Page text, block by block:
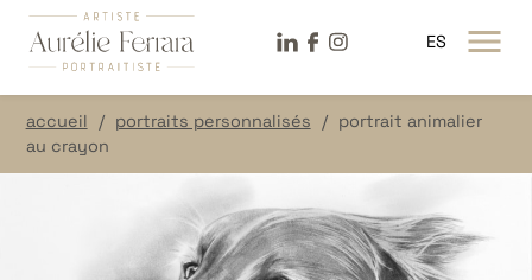
ES
LinkeDin
FacebookInstagram
accueil portraits personnalisés
portrait animalier
au crayon